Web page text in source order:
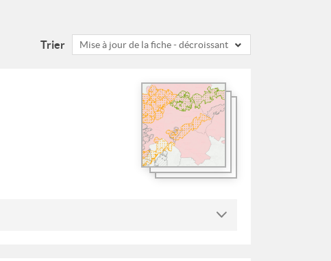
Trier Mise à jour de la fiche - décroissant